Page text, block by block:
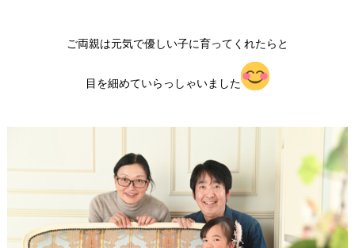
ご両親は元気で優しい子に育ってくれたらと
目を細めていらっしゃいました